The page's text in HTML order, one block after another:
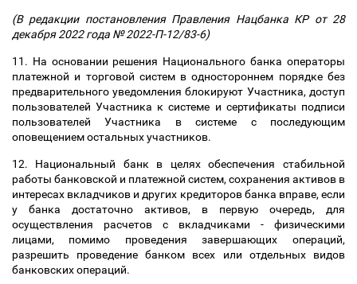
(В редакции постановления Правления Нацбанка КР от 28
декабря 2022 года № 2022-П-12/83-6)
11. На основании решения Национального банка операторы
платежной и торговой систем в одностороннем порядке без
предварительного уведомления блокируют Участника, доступ
пользователей Участника к системе и сертификаты подписи
пользователей Участника в системе с последующим
оповещением остальных участников.
12. Национальный банк в целях обеспечения стабильной
работы банковской и платежной систем, сохранения активов в
интересах вкладчиков и других кредиторов банка вправе, если
у банка достаточно активов, в первую очередь, для
осуществления расчетов с вкладчиками - физическими
лицами, помимо проведения завершающих операций,
разрешить проведение банком всех или отдельных видов
банковских операций.